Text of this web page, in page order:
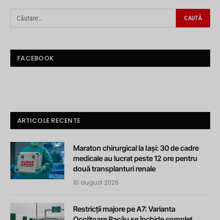
FACEBOOK
ARTICOLE RECENTE
Maraton chirurgical la Iași: 30 de cadre
medicale au lucrat peste 12 ore pentru
două transplanturi renale
10 august 2026
Restricții majore pe A7: Varianta